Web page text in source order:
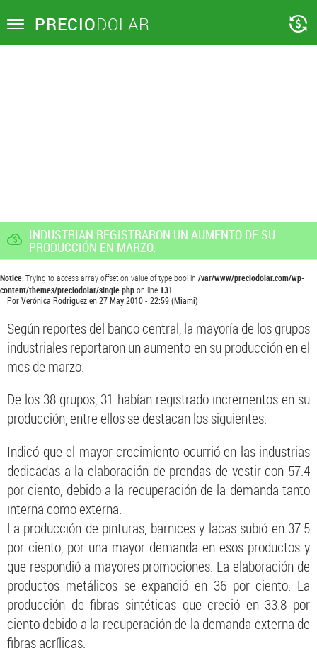
Toggle PRECIODOLAR
INDUSTRIAN REGISTRARON UN AUMENTO DE SU
PRODUCCIÓN EN MARZO.
Notice: Trying to access array offset on value of type bool in /var/www/preciodolar.com/wp-
content/themes/preciodolar/single.phpon line131
PorVerónica Rodriguezen27 May 2010 - 22:59(Miami)
Según reportes del banco central, la mayoría de los grupos
industriales reportaron un aumento en su producción en el
mes de marzo.
De los 38 grupos, 31 habían registrado incrementos en su
producción, entre ellos se destacan los siguientes.
Indicó que el mayor crecimiento ocurrió en las industrias
dedicadas a la elaboración de prendas de vestir con 57.4
por ciento, debido a la recuperación de la demanda tanto
interna como externa.
La producción de pinturas, barnices y lacas subió en 37.5
por ciento, por una mayor demanda en esos productos y
que respondió a mayores promociones. La elaboración de
productos metálicos se expandió en 36 por ciento. La
producción de fibras sintéticas que creció en 33.8 por
ciento debido a la recuperación de la demanda externa de
fibras acrílicas.